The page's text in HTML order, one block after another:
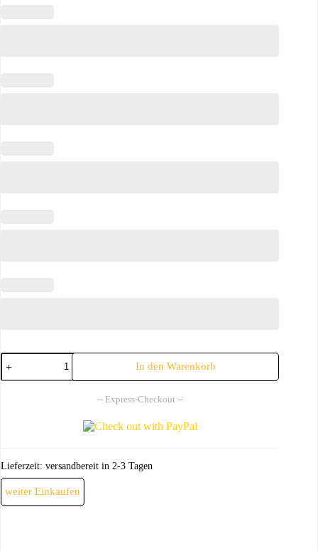
Motivtasse
Notio
Menge
In den Warenkorb
-- Express-Checkout --
Lieferzeit: versandbereit in 2-3 Tagen
weiter Einkaufen